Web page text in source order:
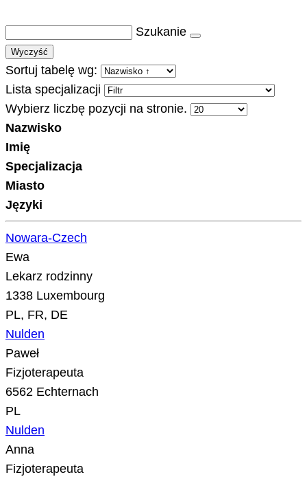
Szukanie
Wyczyść
Sortuj tabelę wg:
Lista specjalizacji
Wybierz liczbę pozycji na stronie.
Nazwisko
Imię
Specjalizacja
Miasto
Języki
Nowara-Czech
Ewa
Lekarz rodzinny
1338 Luxembourg
PL, FR, DE
Nulden
Paweł
Fizjoterapeuta
6562 Echternach
PL
Nulden
Anna
Fizjoterapeuta